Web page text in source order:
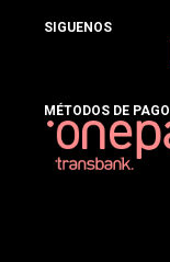
SIGUENOS
MÉTODOS DE PAGO